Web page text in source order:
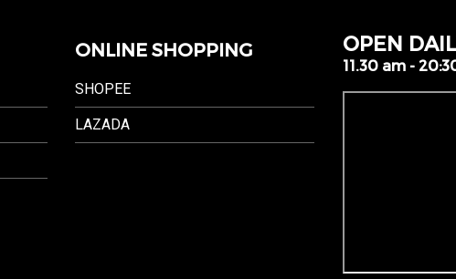
ONLINE SHOPPING
SHOPEE
LAZADA
OPEN
11.30 am -